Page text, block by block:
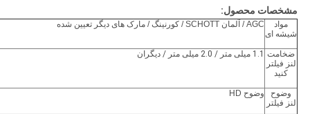
مشخصات محصول:
مواد
شیشه ای
AGC / آلمان SCHOTT / کورنینگ / مارک های دیگر تعیین شده
ضخامت
لنز فیلتر
کنید
1.1 میلی متر / 2.0 میلی متر / دیگران
وضوح
لنز فیلتر
وضوح HD